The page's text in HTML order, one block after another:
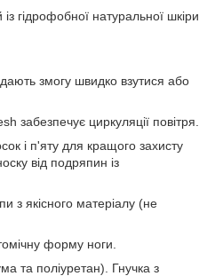
гідрофобної натуральної шкіри
змогу швидко взутися або
забезпечує циркуляції повітря.
і п'яту для кращого захисту
від подряпин із
з якісного матеріалу (не
форму ноги.
та поліуретан). Гнучка з